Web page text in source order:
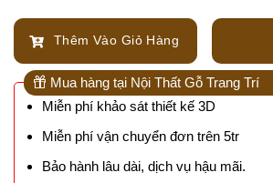
Thêm Vào Giỏ Hàng
Mua hàng tại Nội Thất Gỗ Trang Trí
Miễn phí khảo sát thiết kế 3D
Miễn phí vận chuyển đơn trên 5tr
Bảo hành lâu dài, dịch vụ hậu mãi.